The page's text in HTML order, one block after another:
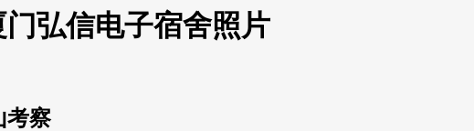
弘信电子宿舍照片
考察